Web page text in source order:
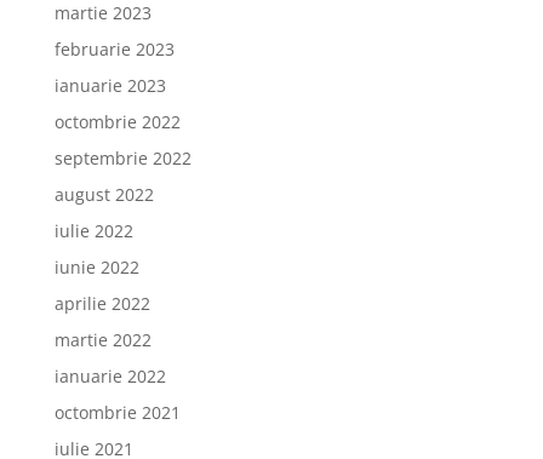
martie 2023
februarie 2023
ianuarie 2023
octombrie 2022
septembrie 2022
august 2022
iulie 2022
iunie 2022
aprilie 2022
martie 2022
ianuarie 2022
octombrie 2021
iulie 2021